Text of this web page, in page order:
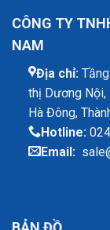
CÔNG TY
NAM
Địa chỉ:Tầng
thị Dương Nội,
Hà Đông,
Hotline:
Email: